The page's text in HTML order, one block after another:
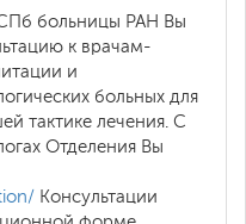
больницы РАН Вы
к врачам-
и
больных для
тактике лечения. С
Отделения Вы
Консультации